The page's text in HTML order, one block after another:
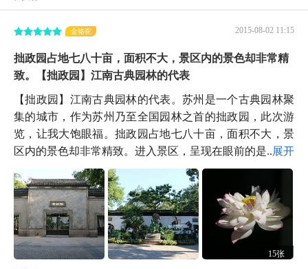
2015-08-02 11:15
金骆驼
拙政园占地七八十亩，面积不大，景区内的景色却非常精
致。【拙政园】江南古典园林的代表
【拙政园】江南古典园林的代表。苏州是一个古典园林聚
集的城市，作为苏州乃至全国园林之首的拙政园，此次游
览，让我大饱眼福。拙政园占地七八十亩，面积不大，景
区内的景色却非常精致。进入景区，呈现在眼前的是...展开
15张